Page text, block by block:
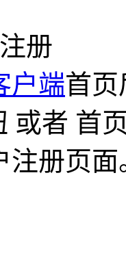
册
户端首
或者 首
注册页面